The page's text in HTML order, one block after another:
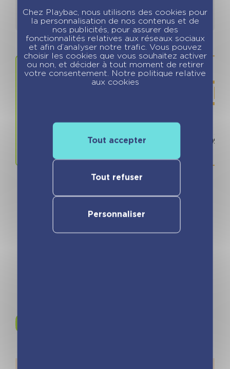
Détails Auteurs
9.90 €
Vous pourriez aimer
Chez Playbac, nous utilisons des cookies pour
la personnalisation de nos contenus et de
nos publicités, pour assurer des
fonctionnalités relatives aux réseaux sociaux
et afin d’analyser notre trafic. Vous pouvez
choisir les cookies que vous souhaitez activer
ou non, et décider à tout moment de retirer
votre consentement. Notre politique relative
aux cookies
Tout accepter
Tout refuser
Personnaliser